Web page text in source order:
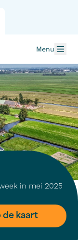
Menu
in mei 2025
de kaart